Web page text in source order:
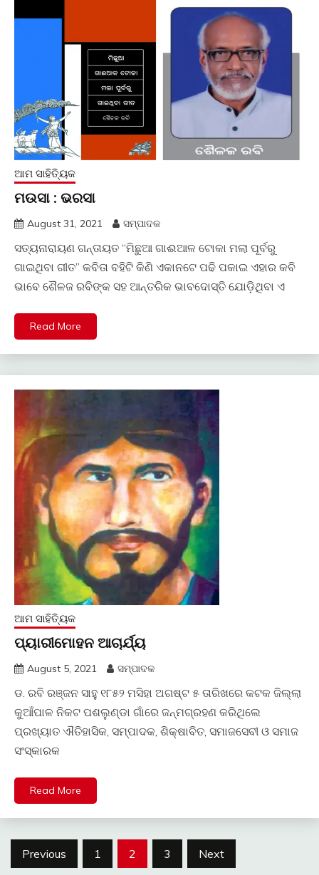
ଆମ ସାହିତ୍ୟିକ
ମଉସା : ଭରସା
August 31, 2021 ସମ୍ପାଦକ
ସତ୍ୟନାରାୟଣ ଗନ୍ତାୟତ “ମିଛୁଆ ଗାଈଆଳ ଟୋକା ମଲା ପୂର୍ବରୁ
ଗାଇଥିବା ଗୀତ” କବିତା ବହିଟି କିଣି ଏକାନଟେ ପଢି ପକାଇ ଏହାର କବି
ଭାବେ ଶୈଳଜ ରବିଙ୍କ ସହ ଆନ୍ତରିକ ଭାବଦୋସ୍ତି ଯୋଡ଼ିଥିବା ଏ
Read More
ଆମ ସାହିତ୍ୟିକ
ପ୍ୟାରୀମୋହନ ଆଚାର୍ଯ୍ୟ
August 5, 2021 ସମ୍ପାଦକ
ଡ. ରବି ରଞ୍ଜନ ସାହୁ ୧୮୫୨ ମସିହା ଅଗଷ୍ଟ ୫ ତାରିଖରେ କଟକ ଜିଲ୍ଲା
କୁଆଁପାଳ ନିକଟ ପଶଲୁଣ୍ଡା ଗାଁରେ ଜନ୍ମଗ୍ରହଣ କରିଥିଲେ
ପ୍ରଖ୍ୟାତ ଐତିହାସିକ, ସମ୍ପାଦକ, ଶିକ୍ଷାବିତ, ସମାଜସେବୀ ଓ ସମାଜ
ସଂସ୍କାରକ
Read More
Posts
Previous 1 2 3 Next